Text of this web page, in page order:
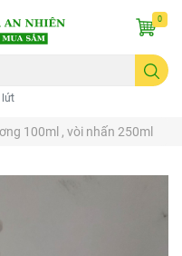
lứt
0
100ml , vòi nhấn 250ml